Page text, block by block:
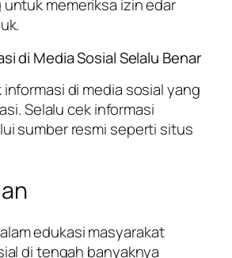
memeriksa izin edar
di Media Sosial Selalu Benar
informasi di media sosial yang
Selalu cek informasi
sumber resmi seperti situs
edukasi masyarakat
di tengah banyaknya